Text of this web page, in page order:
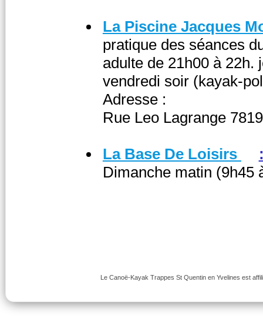
La Piscine Jacques
pratique des séances
adulte de 21h00 à 22h.
vendredi soir (kayak-
Adresse :
Rue Leo Lagrange
La Base De Loisirs
Dimanche matin (9h45
Le Canoë-Kayak Trappes St Quentin en Yvelines est